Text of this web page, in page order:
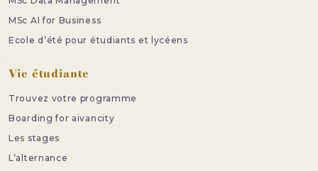
MSc AI for Business
Ecole d’été pour étudiants et lycéens
Vie étudiante
Trouvez votre programme
Boarding for aivancity
Les stages
L’alternance